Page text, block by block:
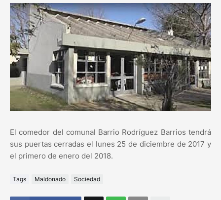
El comedor del comunal Barrio Rodríguez Barrios tendrá
sus puertas cerradas el lunes 25 de diciembre de 2017 y
el primero de enero del 2018.
Tags Maldonado Sociedad